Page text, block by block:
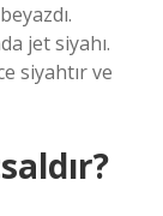
jet siyahı.
siyahtır ve